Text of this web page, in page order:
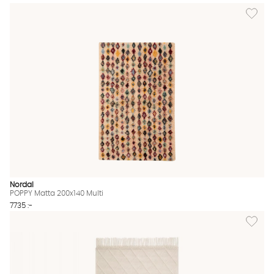
Lägg
Nordal
POPPY Matta 200x140 Multi
7735 :-
Lägg